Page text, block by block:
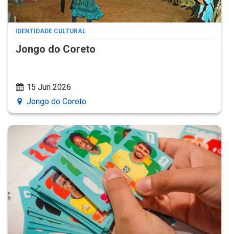
IDENTIDADE CULTURAL
Jongo do Coreto
15 Jun 2026
Jongo do Coreto